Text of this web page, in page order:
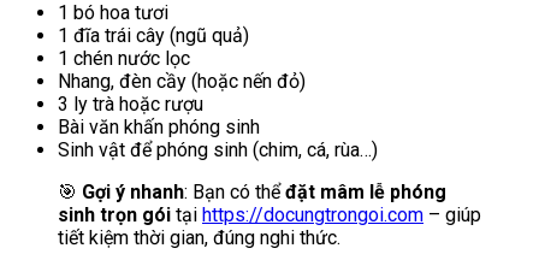
1 bó hoa tươi
1 đĩa trái cây (ngũ quả)
1 chén nước lọc
Nhang, đèn cầy (hoặc nến đỏ)
3 ly trà hoặc rượu
Bài văn khấn phóng sinh
Sinh vật để phóng sinh (chim, cá, rùa…)
🎯 Gợi ý nhanh: Bạn có thểđặt mâm lễ phóng
sinh trọn gói tại https://docungtrongoi.com – giúp
tiết kiệm thời gian, đúng nghi thức.